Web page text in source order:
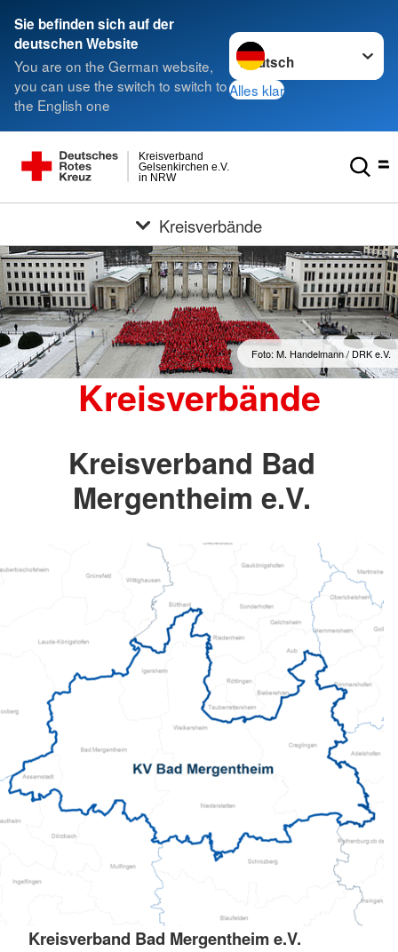
Sie befinden sich auf der
deutschen Website
You are on the German website,
you can use the switch to switch to
the English one
Sprache wechseln zu
Alles klar
in NRW
Gelsenkirchen e.V.
Kreisverband
Kreisverbände
Foto: M. Handelmann / DRK e.V.
Kreisverbände
Kreisverband Bad
Mergentheim e.V.
Kreisverband Bad Mergentheim e.V.